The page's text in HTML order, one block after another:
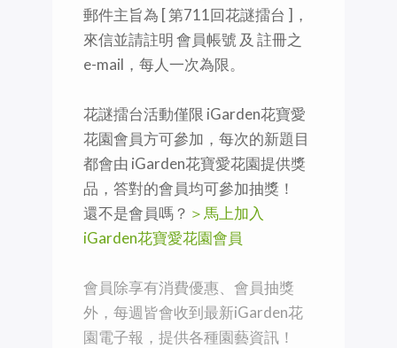
郵件主旨為 [ 第711回花謎擂台 ]，
來信並請註明 會員帳號 及 註冊之
e-mail，每人一次為限。
花謎擂台活動僅限 iGarden花寶愛
花園會員方可參加，每次的新題目
都會由 iGarden花寶愛花園提供獎
品，答對的會員均可參加抽獎！
還不是會員嗎？ ＞馬上加入
iGarden花寶愛花園會員
會員除享有消費優惠、會員抽獎
外，每週皆會收到最新iGarden花
園電子報，提供各種園藝資訊！